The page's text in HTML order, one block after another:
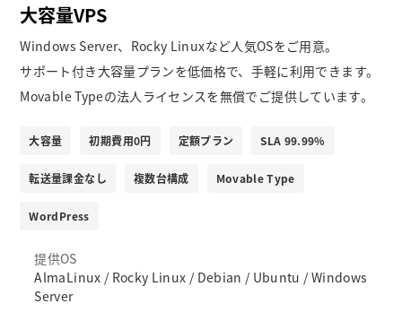
大容量VPS
Windows Server、Rocky Linuxなど人気OSをご用意。
サポート付き大容量プランを低価格で、手軽に利用できます。
Movable Typeの法人ライセンスを無償でご提供しています。
大容量 初期費用0円 定額プラン SLA 99.99%
転送量課金なし 複数台構成 Movable Type
WordPress
提供OS
AlmaLinux / Rocky Linux / Debian / Ubuntu / Windows
Server